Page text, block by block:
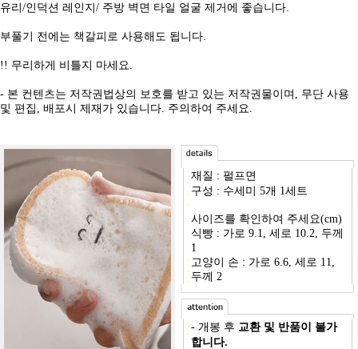
유리/인덕션 레인지/ 주방 벽면 타일 얼굴 제거에 좋습니다.
부풀기 전에는 책갈피로 사용해도 됩니다.
!! 무리하게 비틀지 마세요.
- 본 컨텐츠는 저작권법상의 보호를 받고 있는 저작권물이며, 무단 사용
및 편집, 배포시 제재가 있습니다. 주의하여 주세요.
재질 : 펄프면
구성 : 수세미 5개 1세트
사이즈를 확인하여 주세요(cm)
식빵 : 가로 9.1, 세로 10.2, 두께
1
고양이 손 : 가로 6.6, 세로 11,
두께 2
- 개봉 후 교환 및 반품이 불가
합니다.